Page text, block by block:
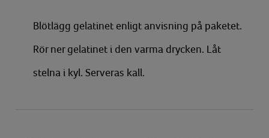
Blötlägg gelatinet enligt anvisning på paketet.
Rör ner gelatinet i den varma drycken. Låt
stelna i kyl. Serveras kall.